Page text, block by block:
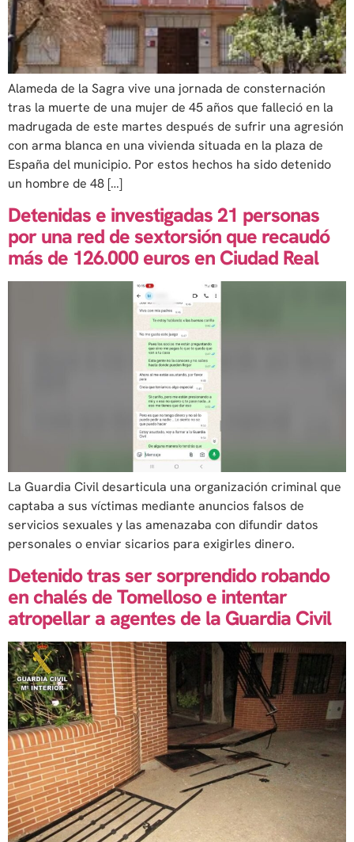
Alameda de la Sagra vive una jornada de consternación
tras la muerte de una mujer de 45 años que falleció en la
madrugada de este martes después de sufrir una agresión
con arma blanca en una vivienda situada en la plaza de
España del municipio. Por estos hechos ha sido detenido
un hombre de 48 […]
Detenidas e investigadas 21 personas
por una red de sextorsión que recaudó
más de 126.000 euros en Ciudad Real
La Guardia Civil desarticula una organización criminal que
captaba a sus víctimas mediante anuncios falsos de
servicios sexuales y las amenazaba con difundir datos
personales o enviar sicarios para exigirles dinero.
Detenido tras ser sorprendido robando
en chalés de Tomelloso e intentar
atropellar a agentes de la Guardia Civil